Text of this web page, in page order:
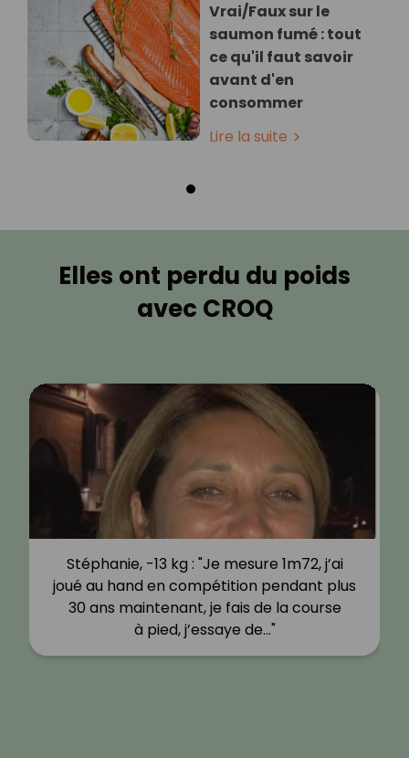
Vrai/Faux sur le
saumon fumé : tout
ce qu'il faut savoir
avant d'en
consommer
Lire la suite
Elles ont perdu du poids
avec CROQ
Stéphanie, -13 kg : "Je mesure 1m72, j’ai
joué au hand en compétition pendant plus
30 ans maintenant, je fais de la course
à pied, j’essaye de…"